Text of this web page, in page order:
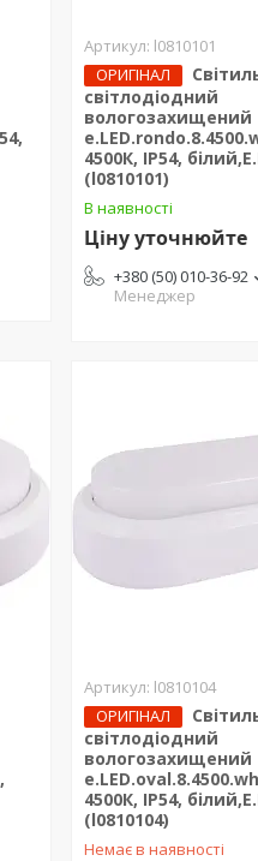
l0810101
ОРИГІНАЛ
світлодіодний
вологозахищений
4500К, IP54,
(l0810101)
В наявності
Ціну уточнюйте
+380 (50) 010-36-92
Менеджер
l0810104
ОРИГІНАЛ
світлодіодний
вологозахищений
4500К, IP54,
(l0810104)
Немає в наявності